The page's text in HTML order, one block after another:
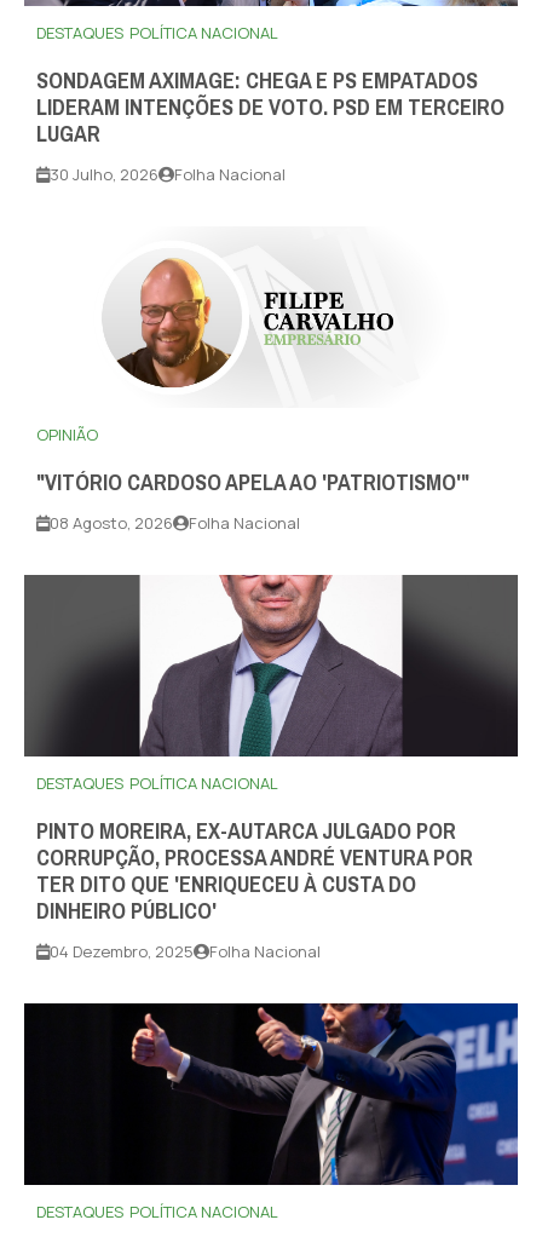
DESTAQUES POLÍTICA NACIONAL
SONDAGEM AXIMAGE: CHEGA E PS EMPATADOS
LIDERAM INTENÇÕES DE VOTO. PSD EM TERCEIRO
LUGAR
30 Julho, 2026 Folha Nacional
OPINIÃO
"VITÓRIO CARDOSO APELA AO 'PATRIOTISMO'"
08 Agosto, 2026 Folha Nacional
DESTAQUES POLÍTICA NACIONAL
PINTO MOREIRA, EX-AUTARCA JULGADO POR
CORRUPÇÃO, PROCESSA ANDRÉ VENTURA POR
TER DITO QUE 'ENRIQUECEU À CUSTA DO
DINHEIRO PÚBLICO'
04 Dezembro, 2025 Folha Nacional
DESTAQUES POLÍTICA NACIONAL